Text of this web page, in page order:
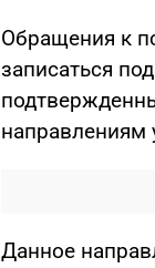
Обращения к
записаться
направлениям
Данное